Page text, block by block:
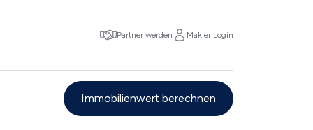
Partner werden Makler Login
Immobilienwert berechnen